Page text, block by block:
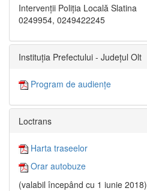
Intervenții Poliția Locală Slatina
0249954, 0249422245
Instituția Prefectului - Județul Olt
Program de audiențe
Loctrans
Harta traseelor
Orar autobuze
(valabil începând cu 1 iunie 2018)